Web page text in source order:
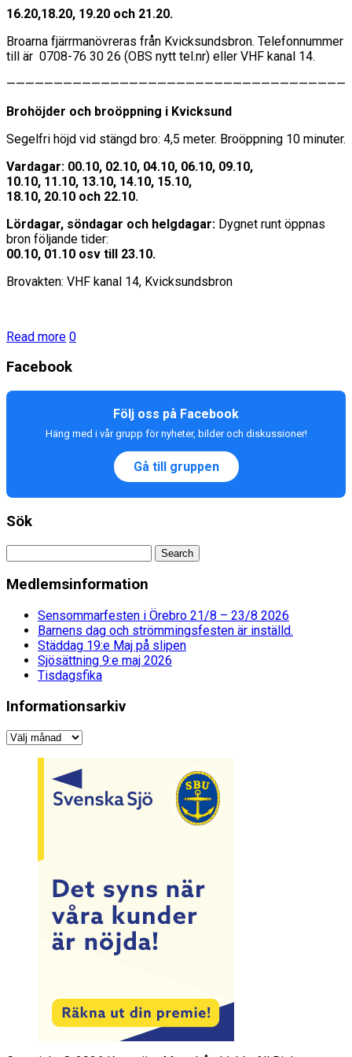
16.20,18.20, 19.20 och 21.20.
Broarna fjärrmanövreras från Kvicksundsbron. Telefonnummer
till är 0708-76 30 26 (OBS nytt tel.nr) eller VHF kanal 14.
————————————————————————————————————
Brohöjder och broöppning i Kvicksund
Segelfri höjd vid stängd bro: 4,5 meter. Broöppning 10 minuter.
Vardagar: 00.10, 02.10, 04.10, 06.10, 09.10,
10.10, 11.10, 13.10, 14.10, 15.10,
18.10, 20.10 och 22.10.
Lördagar, söndagar och helgdagar: Dygnet runt öppnas
bron följande tider:
00.10, 01.10 osv till 23.10.
Brovakten: VHF kanal 14, Kvicksundsbron
Read more 0
Facebook
Följ oss på Facebook
Häng med i vår grupp för nyheter, bilder och diskussioner!
Gå till gruppen
Sök
Medlemsinformation
Sensommarfesten i Örebro 21/8 – 23/8 2026
Barnens dag och strömmingsfesten är inställd.
Städdag 19:e Maj på slipen
Sjösättning 9:e maj 2026
Tisdagsfika
Informationsarkiv
Informationsarkiv